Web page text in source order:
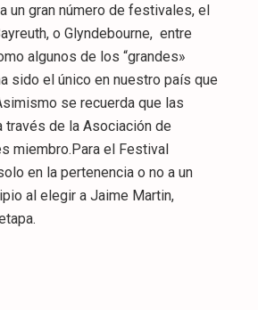
un gran número de festivales, el
o Glyndebourne, entre
algunos de los “grandes»
sido el único en nuestro país que
se recuerda que las
de la Asociación de
miembro.Para el Festival
en la pertenencia o no a un
al elegir a Jaime Martin,